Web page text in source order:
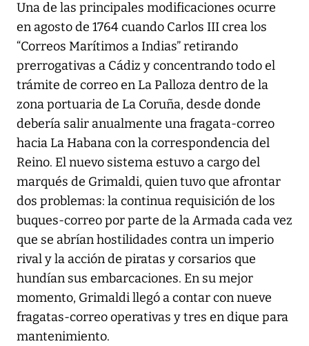
Una de las principales modificaciones ocurre
en agosto de 1764 cuando Carlos III crea los
“Correos Marítimos a Indias” retirando
prerrogativas a Cádiz y concentrando todo el
trámite de correo en La Palloza dentro de la
zona portuaria de La Coruña, desde donde
debería salir anualmente una fragata-correo
hacia La Habana con la correspondencia del
Reino. El nuevo sistema estuvo a cargo del
marqués de Grimaldi, quien tuvo que afrontar
dos problemas: la continua requisición de los
buques-correo por parte de la Armada cada vez
que se abrían hostilidades contra un imperio
rival y la acción de piratas y corsarios que
hundían sus embarcaciones. En su mejor
momento, Grimaldi llegó a contar con nueve
fragatas-correo operativas y tres en dique para
mantenimiento.